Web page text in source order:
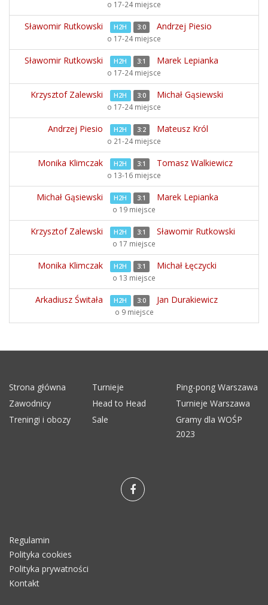
o 17-24 miejsce
Sławomir Rutkowski H2H 3:0 Andrzej Piesio
o 17-24 miejsce
Sławomir Rutkowski H2H 3:1 Marek Lepianka
o 17-24 miejsce
Krzysztof Zalewski H2H 3:0 Michał Gąsiewski
o 17-24 miejsce
Andrzej Piesio H2H 3:2 Mateusz Król
o 21-24 miejsce
Monika Klimczak H2H 3:1 Tomasz Walkiewicz
o 13-16 miejsce
Michał Gąsiewski H2H 3:1 Marek Lepianka
o 19 miejsce
Krzysztof Zalewski H2H 3:1 Sławomir Rutkowski
o 17 miejsce
Monika Klimczak H2H 3:1 Michał Łęczycki
o 13 miejsce
Arkadiusz Świtała H2H 3:0 Jan Durakiewicz
o 9 miejsce
Strona główna Turnieje
Ping-pong Warszawa
Zawodnicy
Head to Head
Turnieje Warszawa
Treningi i obozy
Sale
Gramy dla WOŚP
2023
Regulamin
Polityka cookies
Polityka prywatności
Kontakt